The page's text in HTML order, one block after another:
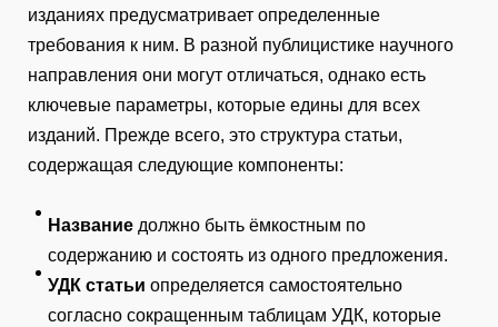
изданиях предусматривает определенные
требования к ним. В разной публицистике научного
направления они могут отличаться, однако есть
ключевые параметры, которые едины для всех
изданий. Прежде всего, это структура статьи,
содержащая следующие компоненты:
Название должно быть ёмкостным по
содержанию и состоять из одного предложения.
УДК статьи определяется самостоятельно
согласно сокращенным таблицам УДК, которые